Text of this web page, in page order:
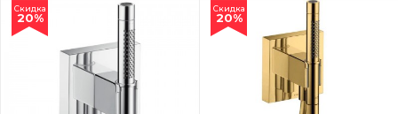
Скидка
20%
Скидка
20%